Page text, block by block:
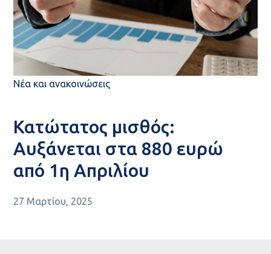
Νέα και ανακοινώσεις
Κατώτατος μισθός:
Αυξάνεται στα 880 ευρώ
από 1η Απριλίου
27 Μαρτίου, 2025